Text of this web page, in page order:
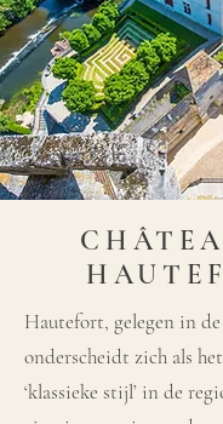
Hautefort, gelegen in
onderscheidt zich als
‘klassieke stijl’ in de